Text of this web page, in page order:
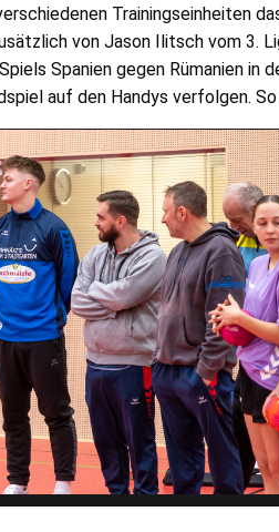
Trainingseinheiten
von Jason Ilitsch vom 3.
Spanien gegen Rümanien
auf den Handys verfolgen.